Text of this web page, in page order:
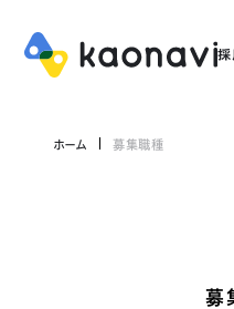
ホーム 募集職種
募